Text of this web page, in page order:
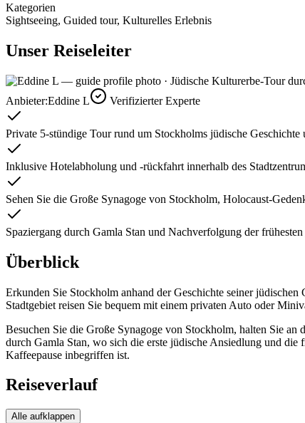
Kategorien
Sightseeing, Guided tour, Kulturelles Erlebnis
Unser Reiseleiter
Anbieter:Eddine L Verifizierter Experte
Private 5-stündige Tour rund um Stockholms jüdische Geschichte
Inklusive Hotelabholung und -rückfahrt innerhalb des
Sehen Sie die Große Synagoge von Stockholm, Holocaust-
Spaziergang durch Gamla Stan und Nachverfolgung der
Überblick
Erkunden Sie Stockholm anhand der Geschichte seiner
Stadtgebiet reisen Sie bequem mit einem privaten Auto oder
Besuchen Sie die Große Synagoge von Stockholm, halten Sie
durch Gamla Stan, wo sich die erste jüdische Ansiedlung und
Kaffeepause inbegriffen ist.
Reiseverlauf
Alle aufklappen